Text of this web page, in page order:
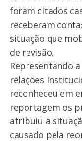
foram citados
receberam
situação que
de revisão.
Representando
relações
reconheceu em
reportagem os
atribuiu a
causado pela